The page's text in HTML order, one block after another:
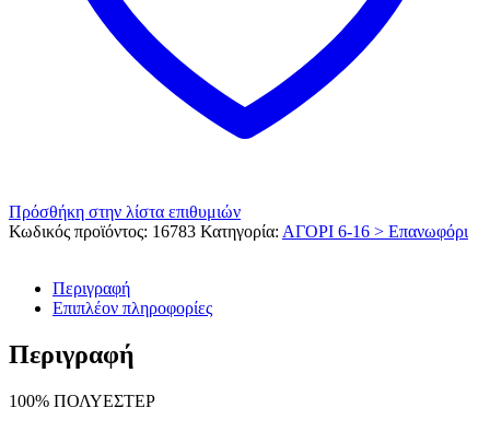
Πρόσθήκη στην λίστα επιθυμιών
Κωδικός προϊόντος: 16783 Κατηγορία: ΑΓΟΡΙ 6-16 > Επανωφόρι
Περιγραφή
Επιπλέον πληροφορίες
Περιγραφή
100% ΠΟΛΥΕΣΤΕΡ